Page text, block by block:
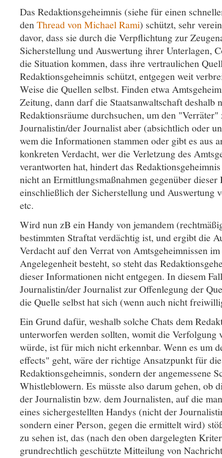
Das Redaktionsgeheimnis (siehe für einen
denThread von Michael Rami) schützt, sehr
davor, dass sie durch die Verpflichtung zur
Sicherstellung und Auswertung ihrer Unterlagen,
die Situation kommen, dass ihre vertraulichen
Redaktionsgeheimnis schützt, entgegen weit
Weise die Quellen selbst. Finden etwa
Zeitung, dann darf die Staatsanwaltschaft deshalb
Redaktionsräume durchsuchen, um den
Journalistin/der Journalist aber (absichtlich oder
wem die Informationen stammen oder gibt es aus
konkreten Verdacht, wer die Verletzung des
verantworten hat, hindert das
nicht an Ermittlungsmaßnahmen gegenüber dieser
einschließlich der Sicherstellung und Auswertung
etc.
Wird nun zB ein Handy von jemandem
bestimmten Straftat verdächtig ist, und ergibt die
Verdacht auf den Verrat von Amtsgeheimnissen
Angelegenheit besteht, so steht das
dieser Informationen nicht entgegen. In diesem
Journalistin/der Journalist zur Offenlegung der
die Quelle selbst hat sich (wenn auch nicht
Ein Grund dafür, weshalb solche Chats dem
unterworfen werden sollten, womit die Verfolgung
würde, ist für mich nicht erkennbar. Wenn es um
effects" geht, wäre der richtige Ansatzpunkt für
Redaktionsgeheimnis, sondern der angemessene
Whistleblowern. Es müsste also darum gehen, ob
der Journalistin bzw. dem Journalisten, auf die
eines sichergestellten Handys (nicht der
sondern einer Person, gegen die ermittelt wird)
zu sehen ist, das (nach den oben dargelegten
grundrechtlich geschützte Mitteilung von